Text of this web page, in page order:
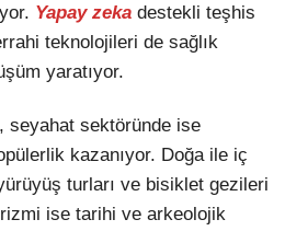
Yapay zeka destekli teşhis
teknolojileri de sağlık
yaratıyor.
seyahat sektöründe ise
kazanıyor. Doğa ile iç
turları ve bisiklet gezileri
ise tarihi ve arkeolojik